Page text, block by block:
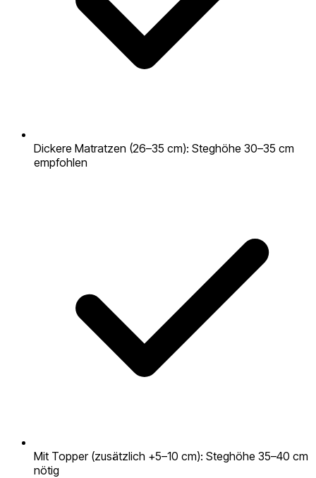
Dickere Matratzen (26–35 cm): Steghöhe 30–35 cm
empfohlen
Mit Topper (zusätzlich +5–10 cm): Steghöhe 35–40 cm
nötig